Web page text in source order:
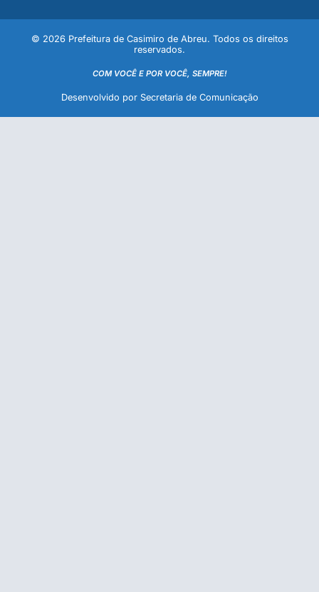
© 2026 Prefeitura de Casimiro de Abreu. Todos os direitos
reservados.
COM VOCÊ E POR VOCÊ, SEMPRE!
Desenvolvido por Secretaria de Comunicação